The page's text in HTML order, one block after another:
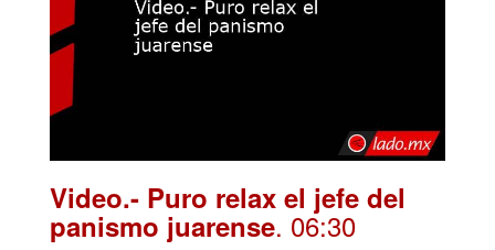
Video.- Puro relax el jefe del
panismo juarense. 06:30